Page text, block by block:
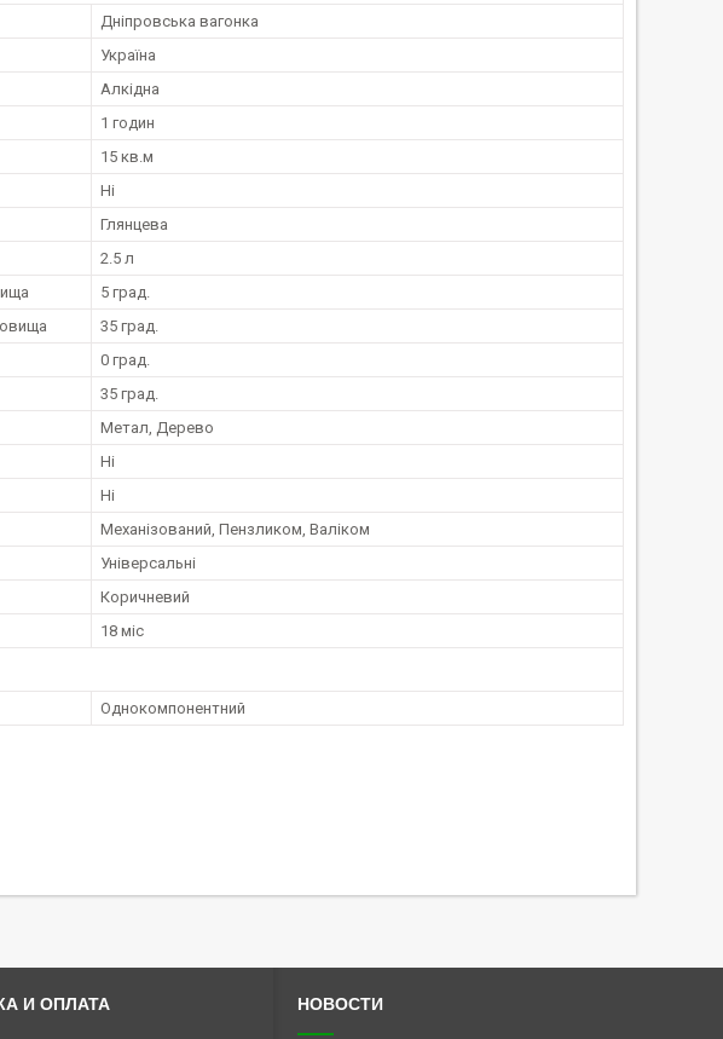
Дніпровська вагонка
Україна
Алкідна
1 годин
15 кв.м
Ні
Глянцева
2.5 л
5 град.
35 град.
0 град.
35 град.
Метал, Дерево
Ні
Ні
Механізований, Пензликом, Валіком
Універсальні
Коричневий
18 міс
Однокомпонентний
И ОПЛАТА НОВОСТИ